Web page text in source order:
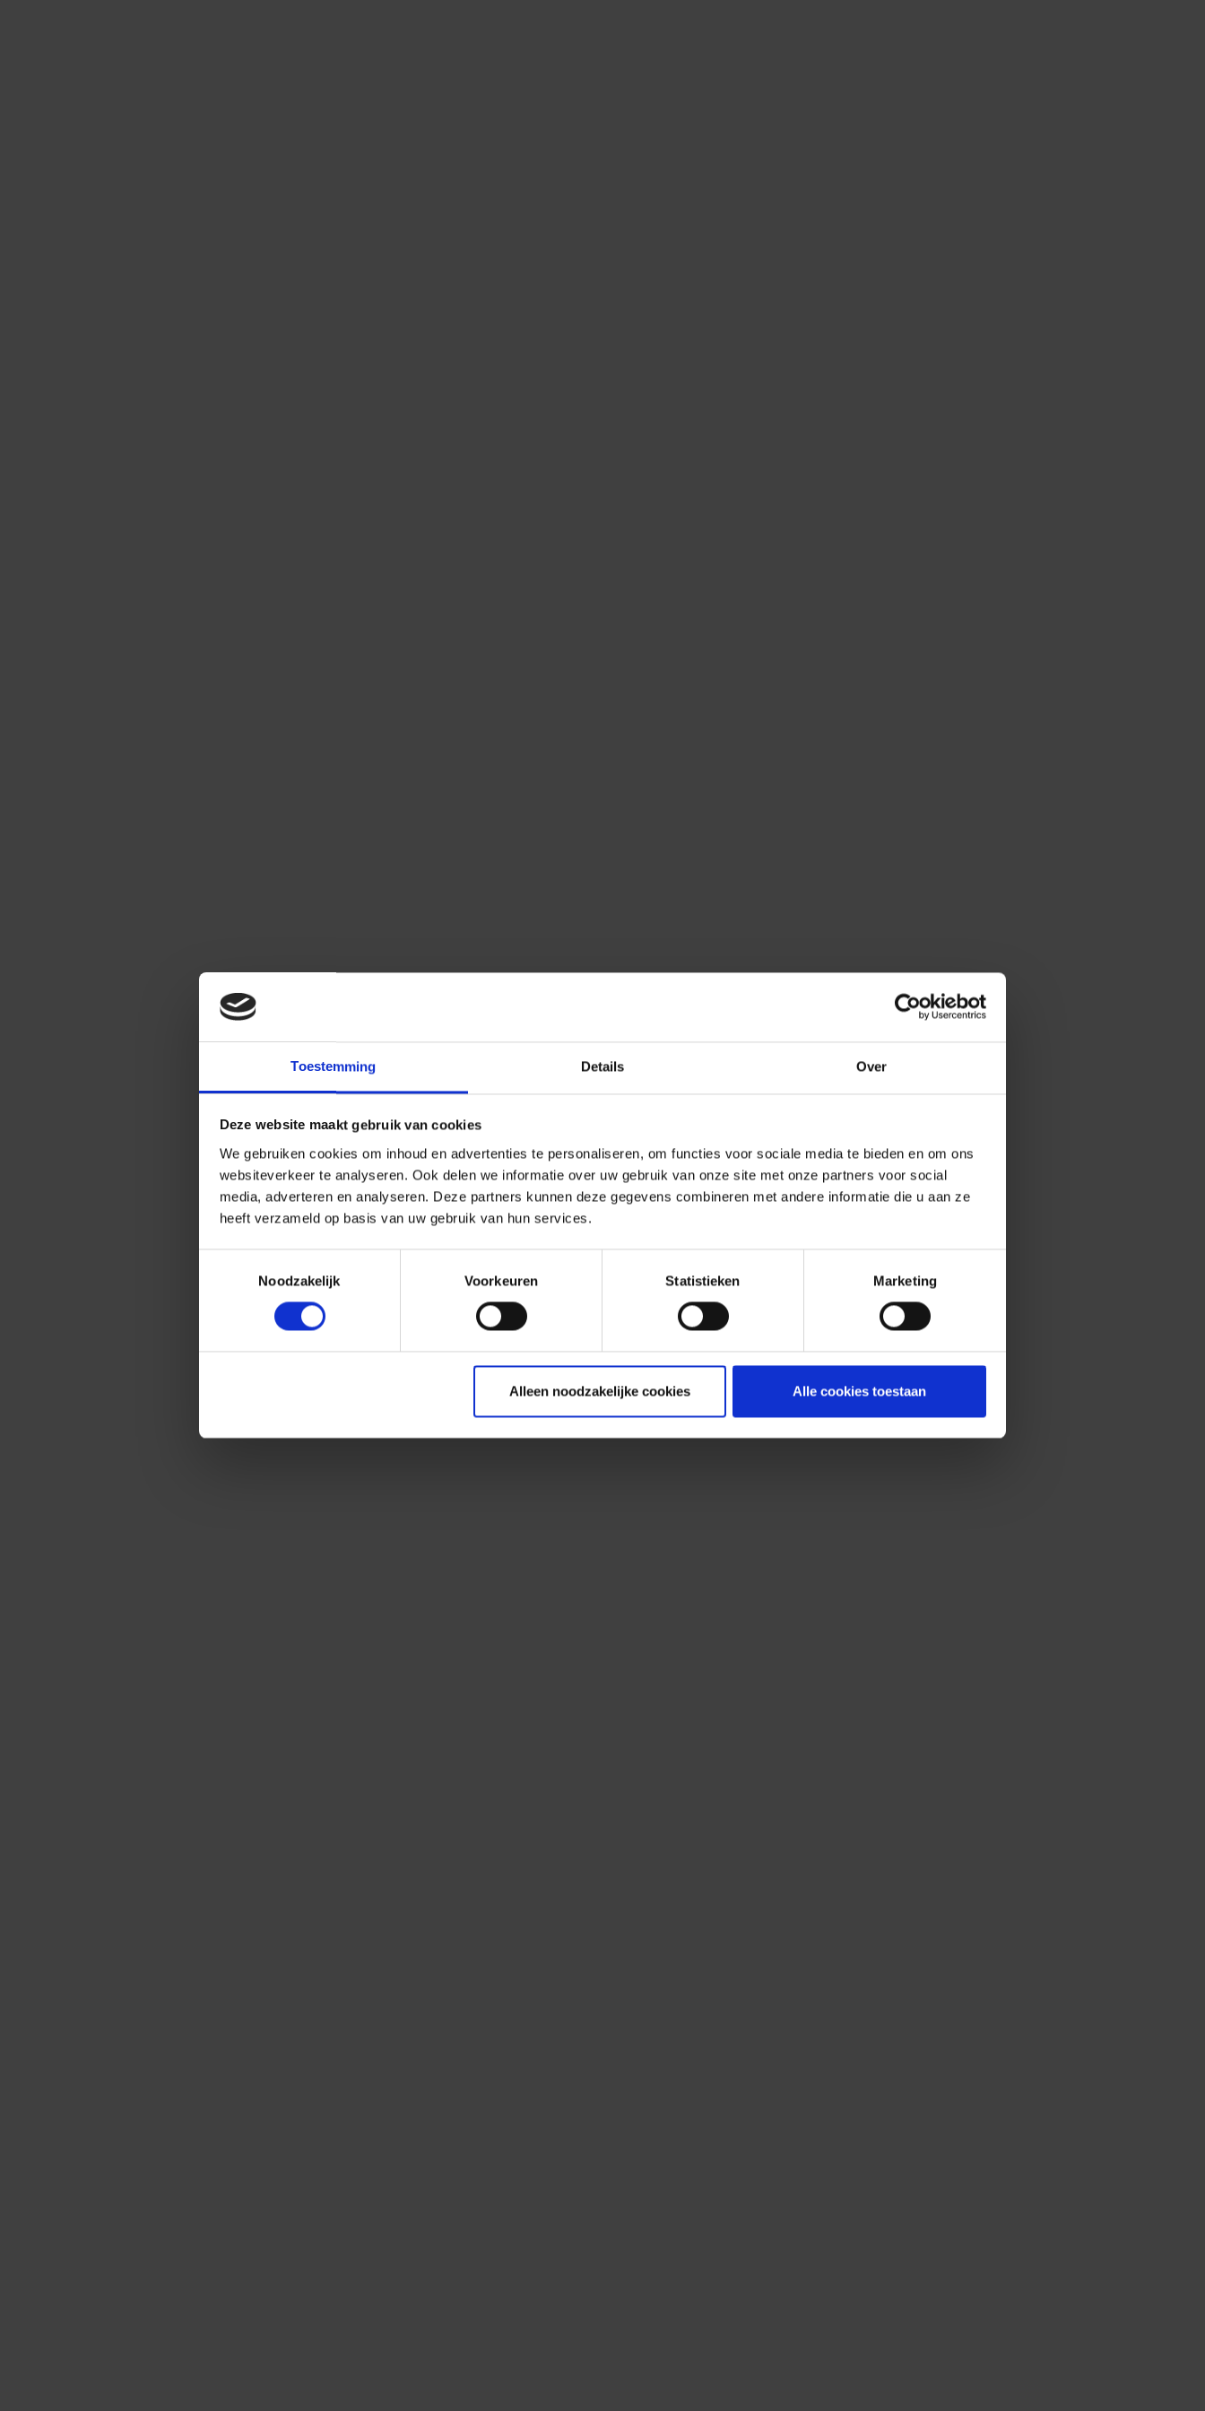
Toestemming Details Over
Deze website maakt gebruik van cookies
We gebruiken cookies om inhoud en advertenties te personaliseren, om functies voor sociale media te bieden en om ons
websiteverkeer te analyseren. Ook delen we informatie over uw gebruik van onze site met onze partners voor social
media, adverteren en analyseren. Deze partners kunnen deze gegevens combineren met andere informatie die u aan ze
heeft verzameld op basis van uw gebruik van hun services.
Noodzakelijk
Voorkeuren Statistieken Marketing
Alleen noodzakelijke cookies Alle cookies toestaan